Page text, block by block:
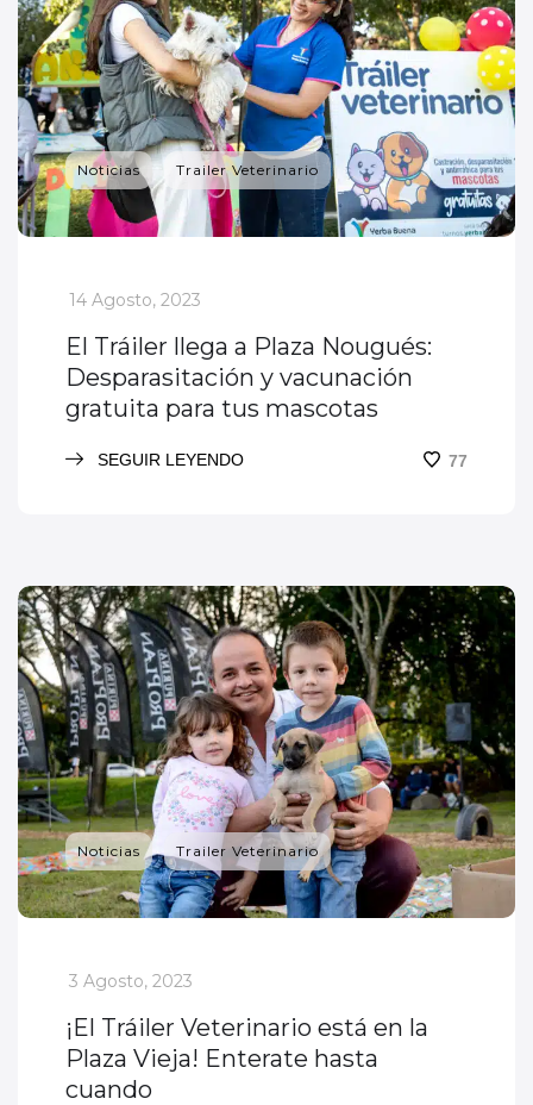
Noticias Trailer Veterinario
_
14 Agosto, 2023
El Tráiler llega a Plaza Nougués:
Desparasitación y vacunación
gratuita para tus mascotas
SEGUIR LEYENDO 77
Noticias Trailer Veterinario
_
3 Agosto, 2023
¡El Tráiler Veterinario está en la
Plaza Vieja! Enterate hasta
cuando